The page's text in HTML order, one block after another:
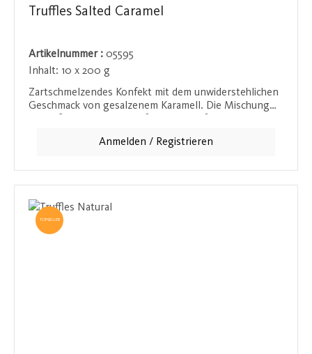
Truffles Salted Caramel
Artikelnummer : 05595
Inhalt: 10 x 200 g
Zartschmelzendes Konfekt mit dem unwiderstehlichen
Geschmack von gesalzenem Karamell. Die Mischung
meisterhaft kreiert wurde.Anmelden / Registrieren
TOPSELLER